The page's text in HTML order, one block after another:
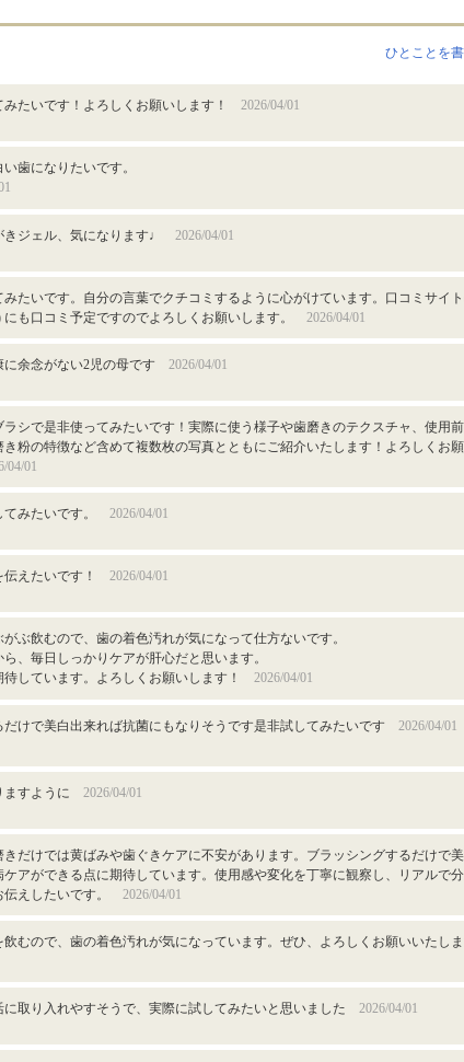
ひとことを書
みたいです！よろしくお願いします！ 2026/04/01
歯になりたいです。
きジェル、気になります♩ 2026/04/01
みたいです。自分の言葉でクチコミするように心がけています。口コミサイ
にも口コミ予定ですのでよろしくお願いします。 2026/04/01
に余念がない2児の母です 2026/04/01
ラシで是非使ってみたいです！実際に使う様子や歯磨きのテクスチャ、使用
き粉の特徴など含めて複数枚の写真とともにご紹介いたします！よろしくお
04/01
てみたいです。 2026/04/01
伝えたいです！ 2026/04/01
ぶ飲むので、歯の着色汚れが気になって仕方ないです。
、毎日しっかりケアが肝心だと思います。
待しています。よろしくお願いします！ 2026/04/01
だけで美白出来れば抗菌にもなりそうです是非試してみたいです 2026/04/01
ますように 2026/04/01
きだけでは黄ばみや歯ぐきケアに不安があります。ブラッシングするだけで
ケアができる点に期待しています。使用感や変化を丁寧に観察し、リアルで
伝えしたいです。 2026/04/01
飲むので、歯の着色汚れが気になっています。ぜひ、よろしくお願いいたし
に取り入れやすそうで、実際に試してみたいと思いました 2026/04/01